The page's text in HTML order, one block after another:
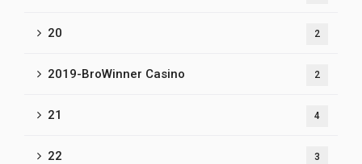
20 2
2019-BroWinner Casino 2
21 4
22 3